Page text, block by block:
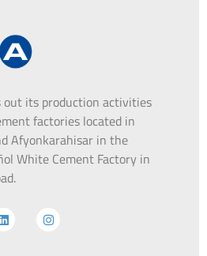
out its production activities
factories located in
Afyonkarahisar in the
White Cement Factory in